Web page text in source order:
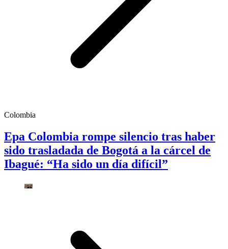
Colombia
Epa Colombia rompe silencio tras haber
sido trasladada de Bogotá a la cárcel de
Ibagué: “Ha sido un día difícil”